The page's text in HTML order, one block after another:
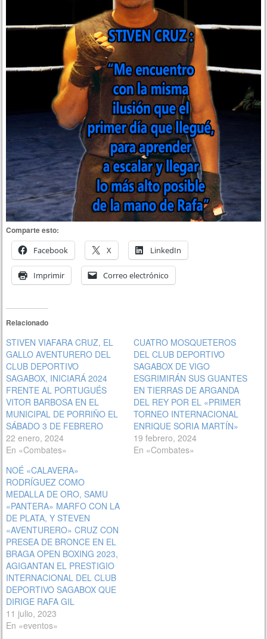
Comparte esto:
Facebook
X LinkedIn
Imprimir Correo electrónico
Relacionado
STIVEN VIAFARA CRUZ, EL
GALLO AVENTURERO DEL
CLUB DEPORTIVO
SAGABOX, INICIARÁ 2024
FRENTE AL PORTUGUÉS
VITOR BARBOSA EN EL
MUNICIPAL DE PORRIÑO EL
SÁBADO 3 DE FEBRERO
22 enero, 2024
En «Combates»
CUATRO MOSQUETEROS
DEL CLUB DEPORTIVO
SAGABOX DE VIGO
ESGRIMIRÁN SUS GUANTES
EN TIERRAS DE ARGANDA
DEL REY POR EL «PRIMER
TORNEO INTERNACIONAL
ENRIQUE SORIA MARTÍN»
19 febrero, 2024
En «Combates»
NOÉ «CALAVERA»
RODRÍGUEZ COMO
MEDALLA DE ORO, SAMU
«PANTERA» MARFO CON LA
DE PLATA, Y STEVEN
«AVENTURERO» CRUZ CON
PRESEA DE BRONCE EN EL
BRAGA OPEN BOXING 2023,
AGIGANTAN EL PRESTIGIO
INTERNACIONAL DEL CLUB
DEPORTIVO SAGABOX QUE
DIRIGE RAFA GIL
11 julio, 2023
En «eventos»